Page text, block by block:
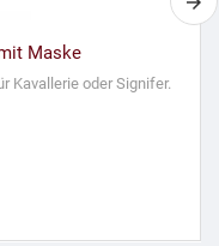
Maske
Kavallerie oder Signifer.